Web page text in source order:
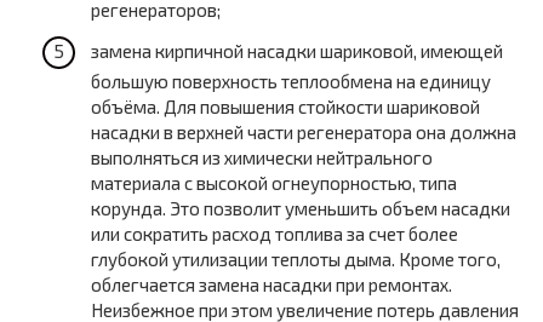
регенераторов;
замена кирпичной насадки шариковой, имеющей
большую поверхность теплообмена на единицу
объёма. Для повышения стойкости шариковой
насадки в верхней части регенератора она должна
выполняться из химически нейтрального
материала с высокой огнеупорностью, типа
корунда. Это позволит уменьшить объем насадки
или сократить расход топлива за счет более
глубокой утилизации теплоты дыма. Кроме того,
облегчается замена насадки при ремонтах.
Неизбежное при этом увеличение потерь давления